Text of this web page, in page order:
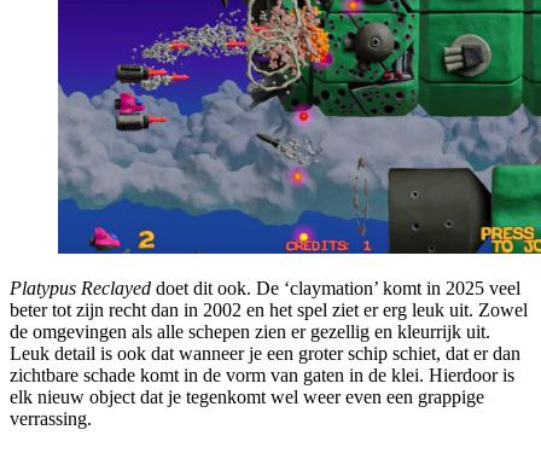
Platypus Reclayed doet dit ook. De ‘claymation’ komt in 2025 veel
beter tot zijn recht dan in 2002 en het spel ziet er erg leuk uit. Zowel
de omgevingen als alle schepen zien er gezellig en kleurrijk uit.
Leuk detail is ook dat wanneer je een groter schip schiet, dat er dan
zichtbare schade komt in de vorm van gaten in de klei. Hierdoor is
elk nieuw object dat je tegenkomt wel weer even een grappige
verrassing.